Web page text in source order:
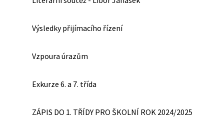
Výsledky přijímacího řízení
Vzpoura úrazům
Exkurze 6. a 7. třída
ZÁPIS DO 1. TŘÍDY PRO ŠKOLNÍ ROK 2024/2025